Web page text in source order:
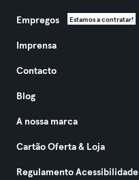
Empregos Estamos a contratar!
Imprensa
Contacto
Blog
A nossa marca
Cartão Oferta & Loja
Regulamento Acessibilidade